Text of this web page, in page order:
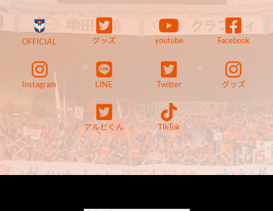
OFFICIAL グッズ youtube Facebook
Instagram LINE Twitter グッズ
アルビくん TikTok